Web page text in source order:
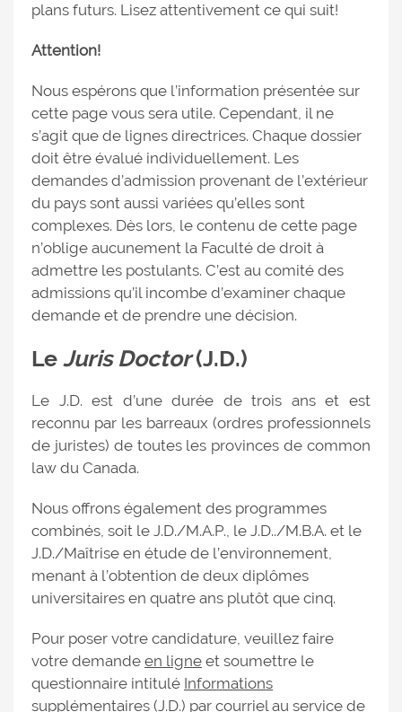
plans futurs. Lisez attentivement ce qui suit!
Attention!
Nous espérons que l’information présentée sur
cette page vous sera utile. Cependant, il ne
s’agit que de lignes directrices. Chaque dossier
doit être évalué individuellement. Les
demandes d’admission provenant de l’extérieur
du pays sont aussi variées qu’elles sont
complexes. Dès lors, le contenu de cette page
n’oblige aucunement la Faculté de droit à
admettre les postulants. C’est au comité des
admissions qu’il incombe d’examiner chaque
demande et de prendre une décision.
Le Juris Doctor(J.D.)
Le J.D. est d’une durée de trois ans et est
reconnu par les barreaux (ordres professionnels
de juristes) de toutes les provinces de common
law du Canada.
Nous offrons également des programmes
combinés, soit le J.D./M.A.P., le J.D../M.B.A. et le
J.D./Maîtrise en étude de l’environnement,
menant à l’obtention de deux diplômes
universitaires en quatre ans plutôt que cinq.
Pour poser votre candidature, veuillez faire
votre demande en ligne et soumettre le
questionnaire intitulé Informations
supplémentaires (J.D.) par courriel au service de